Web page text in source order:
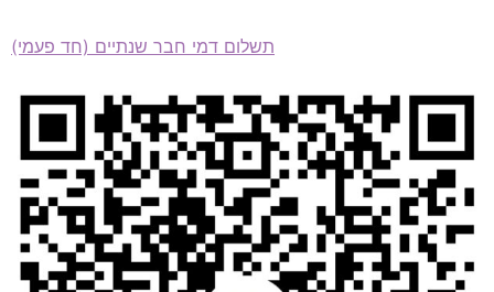
תשלום דמי חבר שנתיים (חד פעמי)